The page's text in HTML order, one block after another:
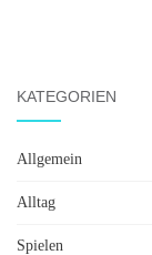
KATEGORIEN
Allgemein
Alltag
Spielen